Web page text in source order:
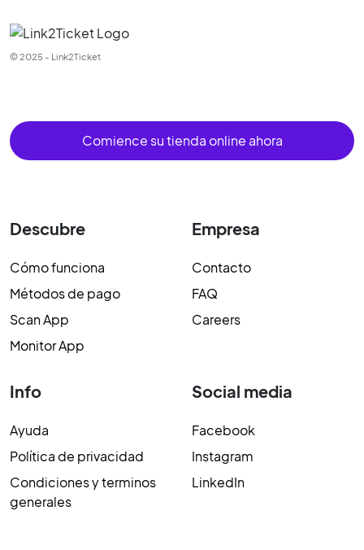
© 2025 - Link2Ticket
Comience su tienda online ahora
Descubre
Cómo funciona
Métodos de pago
Scan App
Monitor App
Empresa
Contacto
FAQ
Careers
Info
Ayuda
Política de privacidad
Condiciones y terminos
generales
Social media
Facebook
Instagram
LinkedIn